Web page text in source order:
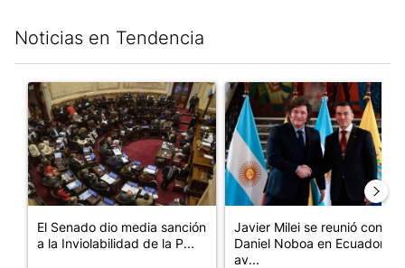
Noticias en Tendencia
Un artículo de tendencia con el título "El Senado dio media
El Senado dio media sanción
a la Inviolabilidad de la P...
Un artículo de tendencia con
Javier Milei se reunió con
Daniel Noboa en Ecuador y
av...